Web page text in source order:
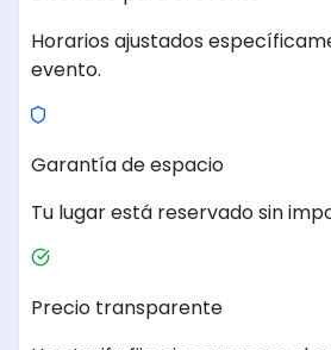
Horarios ajustados
evento.
Garantía de espacio
Tu lugar está reservado sin
Precio transparente